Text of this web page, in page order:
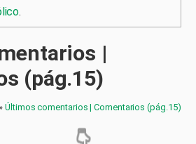
.
|
(pág.15)
»Últimos comentarios | Comentarios (pág.15)